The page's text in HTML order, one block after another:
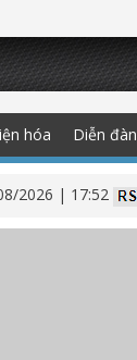
hóa Diễn đàn
2026 | 17:52